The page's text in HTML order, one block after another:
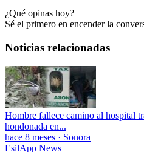
¿Qué opinas hoy?
Sé el primero en encender la
Noticias relacionadas
Hombre fallece camino al hospital
hondonada en...
hace 8 meses · Sonora
EsilApp News